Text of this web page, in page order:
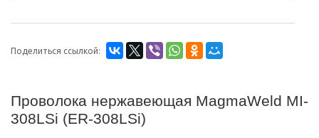
Поделиться ссылкой:
Проволока нержавеющая MagmaWeld MI-
308LSi (ER-308LSi)